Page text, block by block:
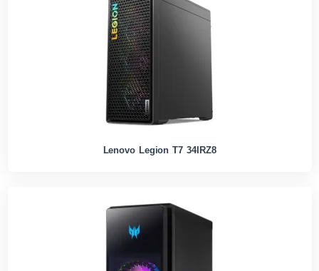
Lenovo Legion T7 34IRZ8